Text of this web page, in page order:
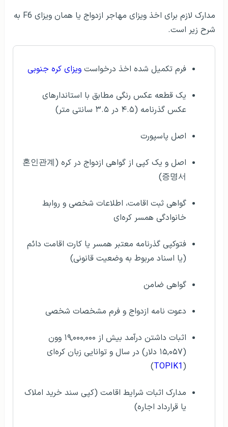
مدارک لازم برای اخذ ویزای مهاجر ازدواج یا همان ویزای F6 به
شرح زیر است.
فرم تکمیل شده اخذ درخواست ویزای کره جنوبی
یک قطعه عکس رنگی مطابق با استاندارهای
عکس گذرنامه (۴.۵ در ۳.۵ سانتی متر)
اصل پاسپورت
اصل و یک کپی از گواهی ازدواج در کره (혼인관계
증명서)
گواهی ثبت اقامت، اطلاعات شخصی و روابط
خانوادگی همسر کره‌ای
فتوکپی گذرنامه معتبر همسر یا کارت اقامت دائم
(یا اسناد مربوط به وضعیت قانونی)
گواهی ضامن
دعوت نامه ازدواج و فرم مشخصات شخصی
اثبات داشتن درآمد بیش از ۱۹,۰۰۰,۰۰۰ وون
(۱۵,۰۵۷ دلار) در سال و توانایی زبان کره‌ای
(
TOPIK1
)
مدارک اثبات شرایط اقامت (کپی سند خرید املاک
یا قرارداد اجاره)